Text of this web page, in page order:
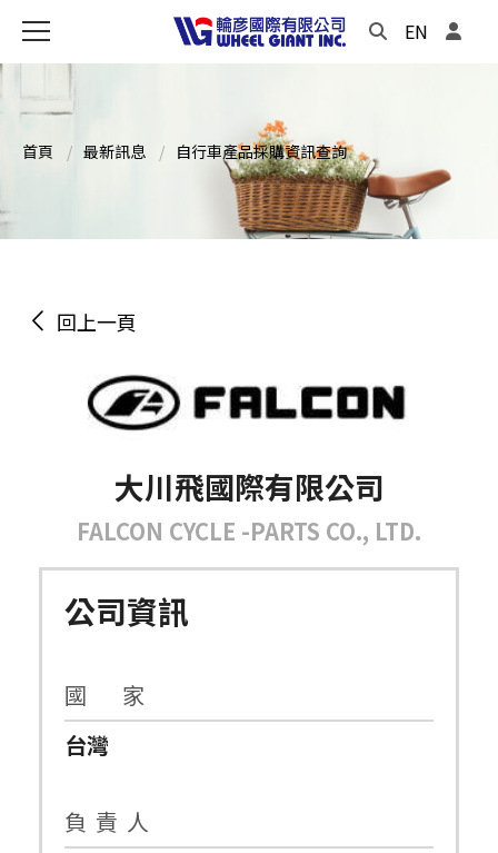
EN
首頁 最新訊息 自行車產品採購資訊查詢
回上一頁
大川飛國際有限公司
FALCON CYCLE -PARTS CO., LTD.
公司資訊
國 家
台灣
負 責 人